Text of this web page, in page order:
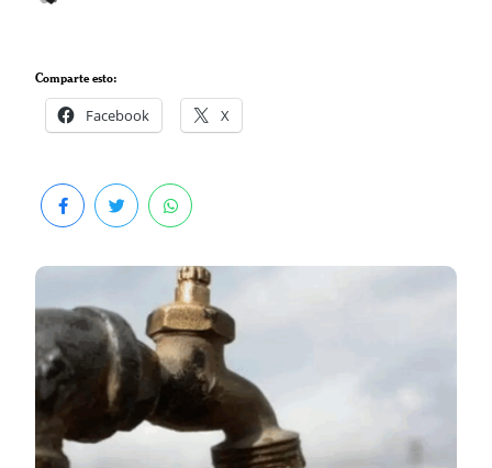
Comparte esto:
Facebook X